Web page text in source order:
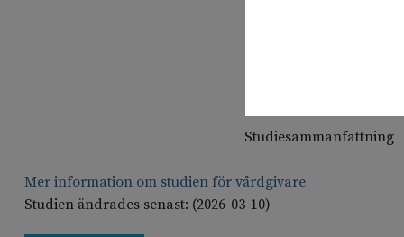
Studiesammanfattning
Mer information om studien för vårdgivare
Studien ändrades senast: (2026-03-10)